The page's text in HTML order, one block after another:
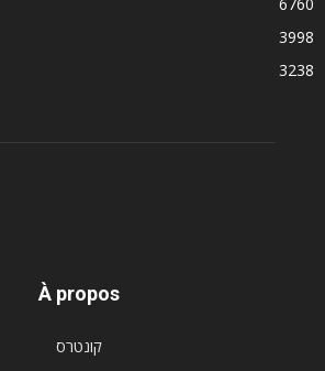
6760
3998
3238
À propos
קונטרס